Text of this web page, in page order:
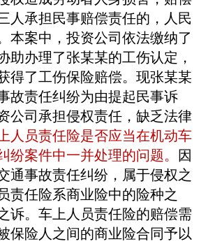
人承担民事赔偿责任的，人民
本案中，投资公司依法缴纳了
助办理了张某某的工伤认定，
得了工伤保险赔偿。现张某某
故责任纠纷为由提起民事诉
公司承担侵权责任，缺乏法律
人员责任险是否应当在机动车
纷案件中一并处理的问题。 因
通事故责任纠纷，属于侵权之
责任险系商业险中的险种之
诉。车上人员责任险的赔偿需
保险人之间的商业险合同予以